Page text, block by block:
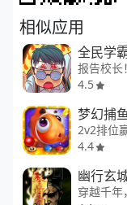
相似应用
全民学
4.5
梦幻捕
2v2排位
4.4
幽行玄